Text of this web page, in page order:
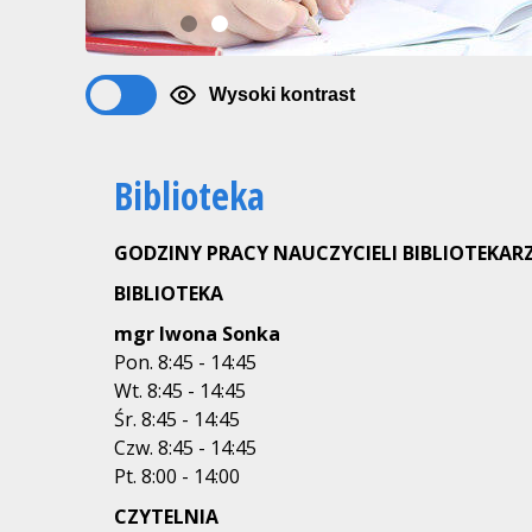
Wysoki kontrast
Biblioteka
GODZINY PRACY NAUCZYCIELI
BIBLIOTEKA
mgr Iwona Sonka
Pon. 8:45 - 14:45
Wt. 8:45 - 14:45
Śr. 8:45 - 14:45
Czw. 8:45 - 14:45
Pt. 8:00 - 14:00
CZYTELNIA